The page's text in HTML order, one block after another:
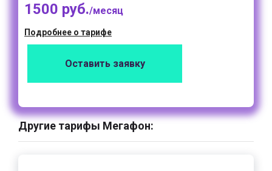
1500 руб./месяц
Подробнее о тарифе
Оставить заявку
Другие тарифы Мегафон: